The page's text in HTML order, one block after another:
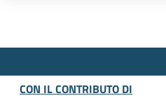
CON IL CONTRIBUTO DI